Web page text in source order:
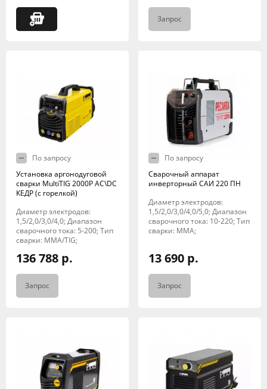
Запрос
По запросу
Установка аргонодуговой
сварки MultiTIG 2000P AC\DC
КЕДР (с горелкой)
Диаметр электродов:
1,5/2,0/3,0/4,0; Диапазон
сварочного тока: 5-200; Тип
сварки: MMA/TIG;
136 788 р.
Запрос
По запросу
Сварочный аппарат
инверторный САИ 220 ПН
Диаметр электродов:
1,5/2,0/3,0/4,0/5,0; Диапазон
сварочного тока: 10-220; Тип
сварки: MMA;
13 690 р.
Запрос